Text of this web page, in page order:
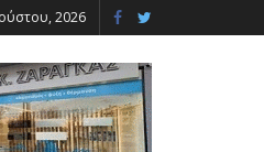
2026